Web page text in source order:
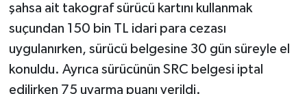
şahsa ait takograf sürücü kartını kullanmak
suçundan 150 bin TL idari para cezası
uygulanırken, sürücü belgesine 30 gün süreyle el
konuldu. Ayrıca sürücünün SRC belgesi iptal
edilirken 75 uyarma puanı verildi.